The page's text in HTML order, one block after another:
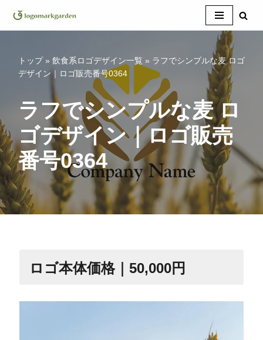
コ
キ
ッ
プ
トップ» 飲食系ロゴデザイン一覧 » ラフでシンプルな麦 ロゴ
デザイン｜ロゴ販売番号0364
ラフでシンプルな麦 ロ
ゴデザイン｜ロゴ販売
番号0364
ロゴ本体価格｜50,000円